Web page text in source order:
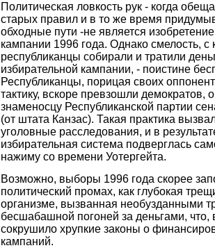
Политическая ловкость рук - когда
старых правил и в то же время
обходные пути -не является
кампании 1996 года. Однако смелость, с
республиканцы собирали и тратили
избирательной кампании, - поистине
Республиканцы, порицая своих
тактику, вскоре превзошли демократов,
знаменосцу Республиканской партии
(от штата Канзас). Такая практика
уголовные расследования, и в
избирательная система подверглась
нажиму со времени Уотергейта.
Возможно, выборы 1996 года скорее
политический промах, как глубокая
организме, вызванная необузданными
бесшабашной погоней за деньгами, что,
сокрушило хрупкие законы о
кампаний.